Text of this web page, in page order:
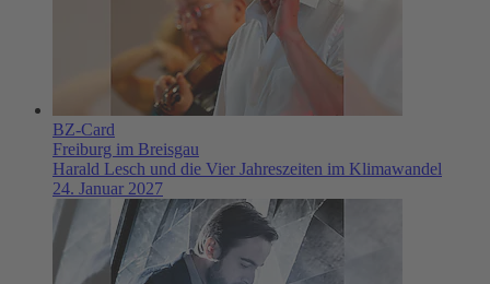
BZ-Card
Freiburg im Breisgau
Harald Lesch und die Vier Jahreszeiten im Klimawandel
24. Januar 2027